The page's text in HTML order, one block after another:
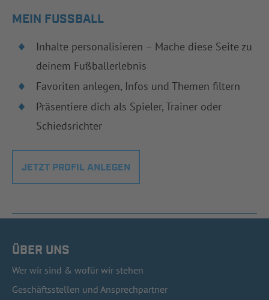
MEIN FUSSBALL
Inhalte personalisieren – Mache diese Seite zu
deinem Fußballerlebnis
Favoriten anlegen, Infos und Themen filtern
Präsentiere dich als Spieler, Trainer oder
Schiedsrichter
JETZT PROFIL ANLEGEN
ÜBER UNS
Wer wir sind & wofür wir stehen
Geschäftsstellen und Ansprechpartner